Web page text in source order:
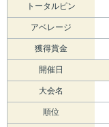
トータルピン
アベレージ
獲得賞金
開催日
大会名
順位